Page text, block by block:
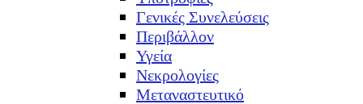
Γενικές Συνελεύσεις
Περιβάλλον
Υγεία
Νεκρολογίες
Μεταναστευτικό